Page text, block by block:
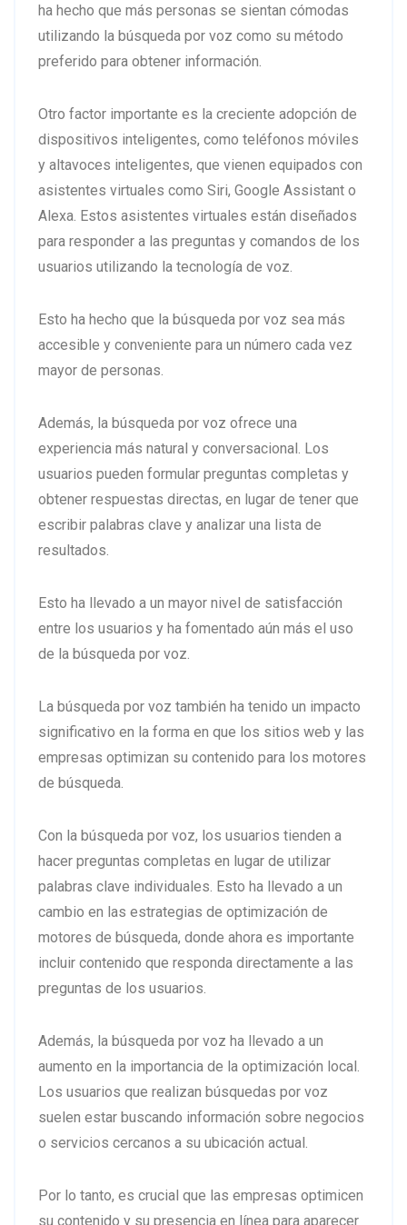
ha hecho que más personas se sientan cómodas
utilizando la búsqueda por voz como su método
preferido para obtener información.
Otro factor importante es la creciente adopción de
dispositivos inteligentes, como teléfonos móviles
y altavoces inteligentes, que vienen equipados con
asistentes virtuales como Siri, Google Assistant o
Alexa. Estos asistentes virtuales están diseñados
para responder a las preguntas y comandos de los
usuarios utilizando la tecnología de voz.
Esto ha hecho que la búsqueda por voz sea más
accesible y conveniente para un número cada vez
mayor de personas.
Además, la búsqueda por voz ofrece una
experiencia más natural y conversacional. Los
usuarios pueden formular preguntas completas y
obtener respuestas directas, en lugar de tener que
escribir palabras clave y analizar una lista de
resultados.
Esto ha llevado a un mayor nivel de satisfacción
entre los usuarios y ha fomentado aún más el uso
de la búsqueda por voz.
La búsqueda por voz también ha tenido un impacto
significativo en la forma en que los sitios web y las
empresas optimizan su contenido para los motores
de búsqueda.
Con la búsqueda por voz, los usuarios tienden a
hacer preguntas completas en lugar de utilizar
palabras clave individuales. Esto ha llevado a un
cambio en las estrategias de optimización de
motores de búsqueda, donde ahora es importante
incluir contenido que responda directamente a las
preguntas de los usuarios.
Además, la búsqueda por voz ha llevado a un
aumento en la importancia de la optimización local.
Los usuarios que realizan búsquedas por voz
suelen estar buscando información sobre negocios
o servicios cercanos a su ubicación actual.
Por lo tanto, es crucial que las empresas optimicen
su contenido y su presencia en línea para aparecer